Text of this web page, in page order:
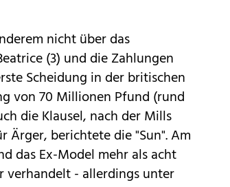
nicht über das
(3) und die Zahlungen
Scheidung in der britischen
von 70 Millionen Pfund (rund
die Klausel, nach der Mills
Ärger, berichtete die "Sun". Am
das Ex-Model mehr als acht
verhandelt - allerdings unter